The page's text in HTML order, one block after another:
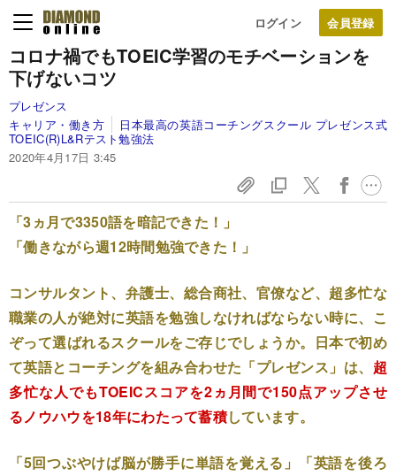
ログイン
コロナ禍でもTOEIC学習のモチベーションを
下げないコツ
プレゼンス
キャリア・働き方
日本最高の英語コーチングスクール プレゼンス式
TOEIC(R)L&Rテスト勉強法
2020年4月17日 3:45
「3ヵ月で3350語を暗記できた！」
「働きながら週12時間勉強できた！」
コンサルタント、弁護士、総合商社、官僚など、超多忙な
職業の人が絶対に英語を勉強しなければならない時に、こ
ぞって選ばれるスクールをご存じでしょうか。日本で初め
て英語とコーチングを組み合わせた「プレゼンス」は、 超
多忙な人でもTOEICスコアを2ヵ月間で150点アップさせ
るノウハウを18年にわたって蓄積しています。
「5回つぶやけば脳が勝手に単語を覚える」「英語を後ろ